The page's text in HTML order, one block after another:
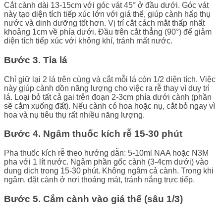
Cắt cành dài 13-15cm với góc vát 45° ở đầu dưới. Góc vát
này tạo diện tích tiếp xúc lớn với giá thể, giúp cành hấp thụ
nước và dinh dưỡng tốt hơn. Vị trí cắt cách mắt thấp nhất
khoảng 1cm về phía dưới. Đầu trên cắt thẳng (90°) để giảm
diện tích tiếp xúc với không khí, tránh mất nước.
Bước 3. Tỉa lá
Chỉ giữ lại 2 lá trên cùng và cắt mỗi lá còn 1/2 diện tích. Việc
này giúp cành dồn năng lượng cho việc ra rễ thay vì duy trì
lá. Loại bỏ tất cả gai trên đoạn 2-3cm phía dưới cành (phần
sẽ cắm xuống đất). Nếu cành có hoa hoặc nụ, cắt bỏ ngay vì
hoa và nụ tiêu thụ rất nhiều năng lượng.
Bước 4. Ngâm thuốc kích rễ 15-30 phút
Pha thuốc kích rễ theo hướng dẫn: 5-10ml NAA hoặc N3M
pha với 1 lít nước. Ngâm phần gốc cành (3-4cm dưới) vào
dung dịch trong 15-30 phút. Không ngâm cả cành. Trong khi
ngâm, đặt cành ở nơi thoáng mát, tránh nắng trực tiếp.
Bước 5. Cắm cành vào giá thể (sâu 1/3)